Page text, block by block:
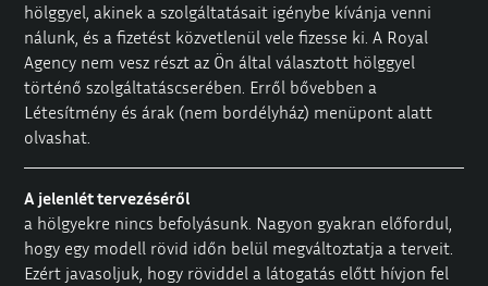
hölggyel, akinek a szolgáltatásait igénybe kívánja venni
nálunk, és a fizetést közvetlenül vele fizesse ki. A Royal
Agency nem vesz részt az Ön által választott hölggyel
történő szolgáltatáscserében. Erről bővebben a
Létesítmény és árak (nem bordélyház) menüpont alatt
olvashat.
A jelenlét tervezéséről
a hölgyekre nincs befolyásunk. Nagyon gyakran előfordul,
hogy egy modell rövid időn belül megváltoztatja a terveit.
Ezért javasoljuk, hogy röviddel a látogatás előtt hívjon fel